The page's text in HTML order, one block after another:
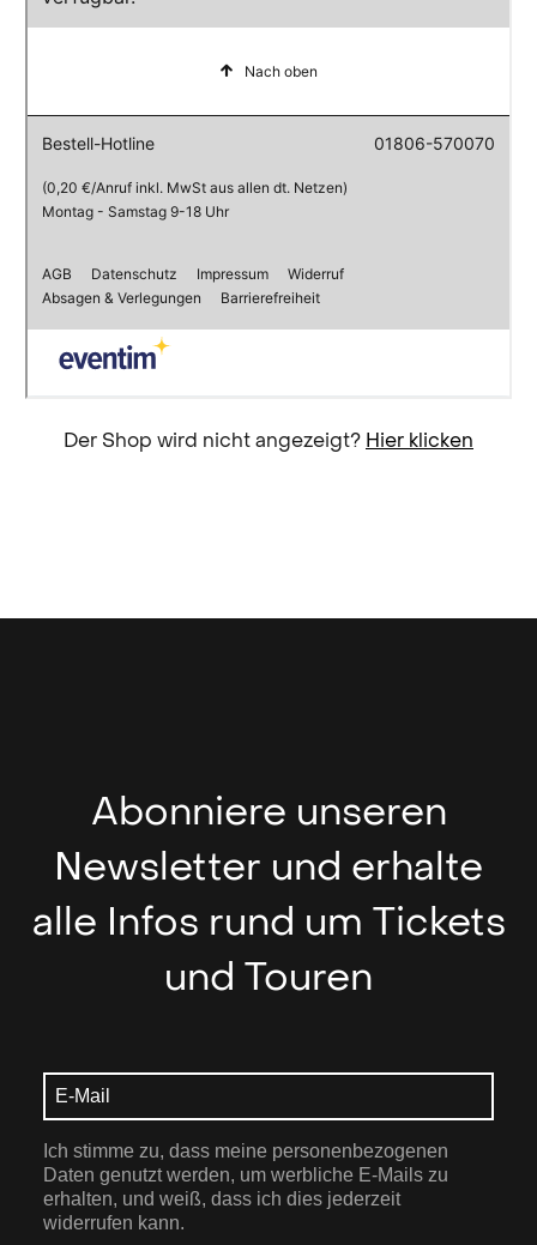
Der Shop wird nicht angezeigt? Hier klicken
Abonniere unseren
Newsletter und erhalte
alle Infos rund um Tickets
und Touren
Ich stimme zu, dass meine personenbezogenen
Daten genutzt werden, um werbliche E-Mails zu
erhalten, und weiß, dass ich dies jederzeit
widerrufen kann.